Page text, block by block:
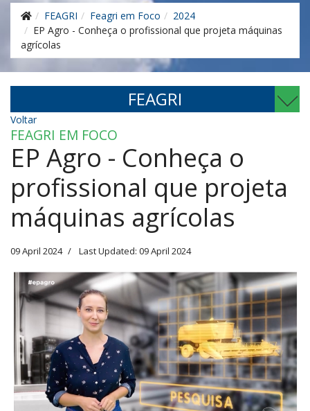
FEAGRI Feagri em Foco
2024
EP Agro - Conheça o profissional que projeta máquinas
agrícolas
FEAGRI
Voltar
FEAGRI EM FOCO
EP Agro - Conheça o
profissional que projeta
máquinas agrícolas
09 April 2024 Last Updated: 09 April 2024